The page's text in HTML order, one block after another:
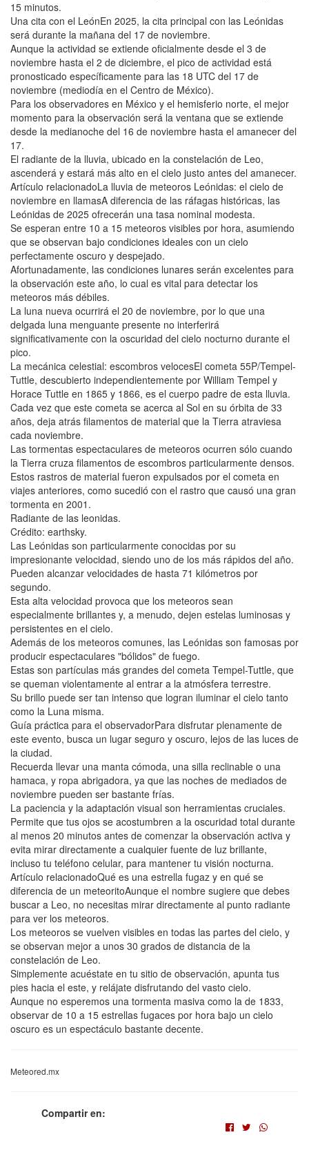
15 minutos.
Una cita con el LeónEn 2025, la cita principal con las Leónidas
será durante la mañana del 17 de noviembre.
Aunque la actividad se extiende oficialmente desde el 3 de
noviembre hasta el 2 de diciembre, el pico de actividad está
pronosticado específicamente para las 18 UTC del 17 de
noviembre (mediodía en el Centro de México).
Para los observadores en México y el hemisferio norte, el mejor
momento para la observación será la ventana que se extiende
desde la medianoche del 16 de noviembre hasta el amanecer del
17.
El radiante de la lluvia, ubicado en la constelación de Leo,
ascenderá y estará más alto en el cielo justo antes del amanecer.
Artículo relacionadoLa lluvia de meteoros Leónidas: el cielo de
noviembre en llamasA diferencia de las ráfagas históricas, las
Leónidas de 2025 ofrecerán una tasa nominal modesta.
Se esperan entre 10 a 15 meteoros visibles por hora, asumiendo
que se observan bajo condiciones ideales con un cielo
perfectamente oscuro y despejado.
Afortunadamente, las condiciones lunares serán excelentes para
la observación este año, lo cual es vital para detectar los
meteoros más débiles.
La luna nueva ocurrirá el 20 de noviembre, por lo que una
delgada luna menguante presente no interferirá
significativamente con la oscuridad del cielo nocturno durante el
pico.
La mecánica celestial: escombros velocesEl cometa 55P/Tempel-
Tuttle, descubierto independientemente por William Tempel y
Horace Tuttle en 1865 y 1866, es el cuerpo padre de esta lluvia.
Cada vez que este cometa se acerca al Sol en su órbita de 33
años, deja atrás filamentos de material que la Tierra atraviesa
cada noviembre.
Las tormentas espectaculares de meteoros ocurren sólo cuando
la Tierra cruza filamentos de escombros particularmente densos.
Estos rastros de material fueron expulsados por el cometa en
viajes anteriores, como sucedió con el rastro que causó una gran
tormenta en 2001.
Radiante de las leonidas.
Crédito: earthsky.
Las Leónidas son particularmente conocidas por su
impresionante velocidad, siendo uno de los más rápidos del año.
Pueden alcanzar velocidades de hasta 71 kilómetros por
segundo.
Esta alta velocidad provoca que los meteoros sean
especialmente brillantes y, a menudo, dejen estelas luminosas y
persistentes en el cielo.
Además de los meteoros comunes, las Leónidas son famosas por
producir espectaculares "bólidos" de fuego.
Estas son partículas más grandes del cometa Tempel-Tuttle, que
se queman violentamente al entrar a la atmósfera terrestre.
Su brillo puede ser tan intenso que logran iluminar el cielo tanto
como la Luna misma.
Guía práctica para el observadorPara disfrutar plenamente de
este evento, busca un lugar seguro y oscuro, lejos de las luces de
la ciudad.
Recuerda llevar una manta cómoda, una silla reclinable o una
hamaca, y ropa abrigadora, ya que las noches de mediados de
noviembre pueden ser bastante frías.
La paciencia y la adaptación visual son herramientas cruciales.
Permite que tus ojos se acostumbren a la oscuridad total durante
al menos 20 minutos antes de comenzar la observación activa y
evita mirar directamente a cualquier fuente de luz brillante,
incluso tu teléfono celular, para mantener tu visión nocturna.
Artículo relacionadoQué es una estrella fugaz y en qué se
diferencia de un meteoritoAunque el nombre sugiere que debes
buscar a Leo, no necesitas mirar directamente al punto radiante
para ver los meteoros.
Los meteoros se vuelven visibles en todas las partes del cielo, y
se observan mejor a unos 30 grados de distancia de la
constelación de Leo.
Simplemente acuéstate en tu sitio de observación, apunta tus
pies hacia el este, y relájate disfrutando del vasto cielo.
Aunque no esperemos una tormenta masiva como la de 1833,
observar de 10 a 15 estrellas fugaces por hora bajo un cielo
oscuro es un espectáculo bastante decente.
Meteored.mx
Compartir en: